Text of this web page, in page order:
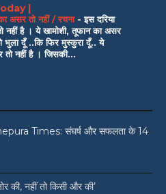
|
असर तो नहीं / रचना -इस दरिया
नहीं है । ये खामोशी, तूफान का असर
भुला दूँ ..कि फिर मुस्कुरा दूँ.. ये
नहीं है । जिसकी...
Times: संघर्ष और सफलता के 14
की, नहीं तो किसी और की’